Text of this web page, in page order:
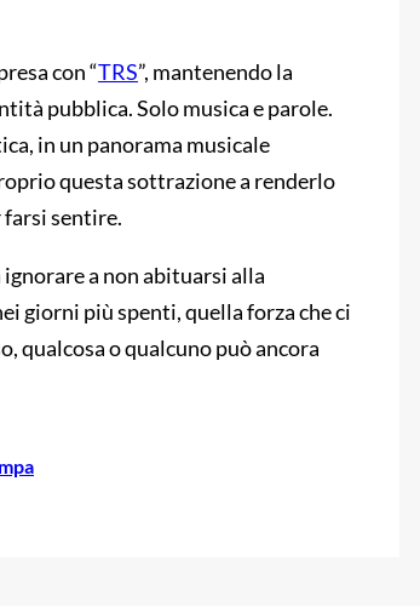
con “TRS”, mantenendo la
pubblica. Solo musica e parole.
in un panorama musicale
questa sottrazione a renderlo
farsi sentire.
a non abituarsi alla
giorni più spenti, quella forza che ci
qualcosa o qualcuno può ancora